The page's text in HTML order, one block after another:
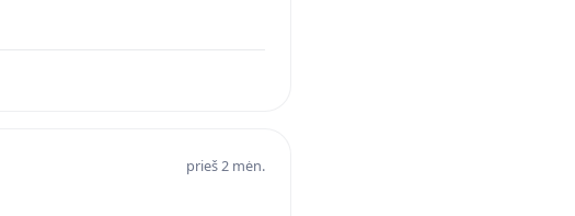
prieš 2 mėn.